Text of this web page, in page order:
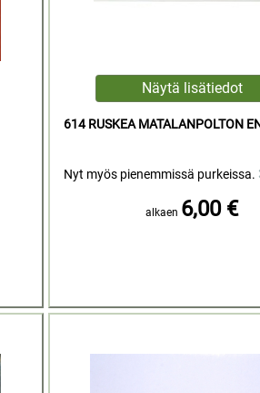
614 RUSKEA MATALANPOLTON
Nyt myös pienemmissä purkeissa.
alkaen 6,00 €